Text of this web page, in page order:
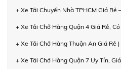
+ Xe Tải Chuyển Nhà TPHCM Giá Rẻ
+ Xe Tải Chở Hàng Quận 4 Giá Rẻ,
+ Xe Tải Chở Hàng Thuận An Giá Rẻ
+ Xe Tải Chở Hàng Quận 7 Uy Tín,